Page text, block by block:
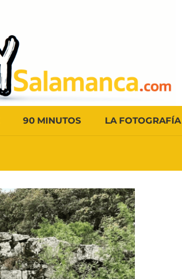
90 MINUTOS LA FOTOGRAFÍA